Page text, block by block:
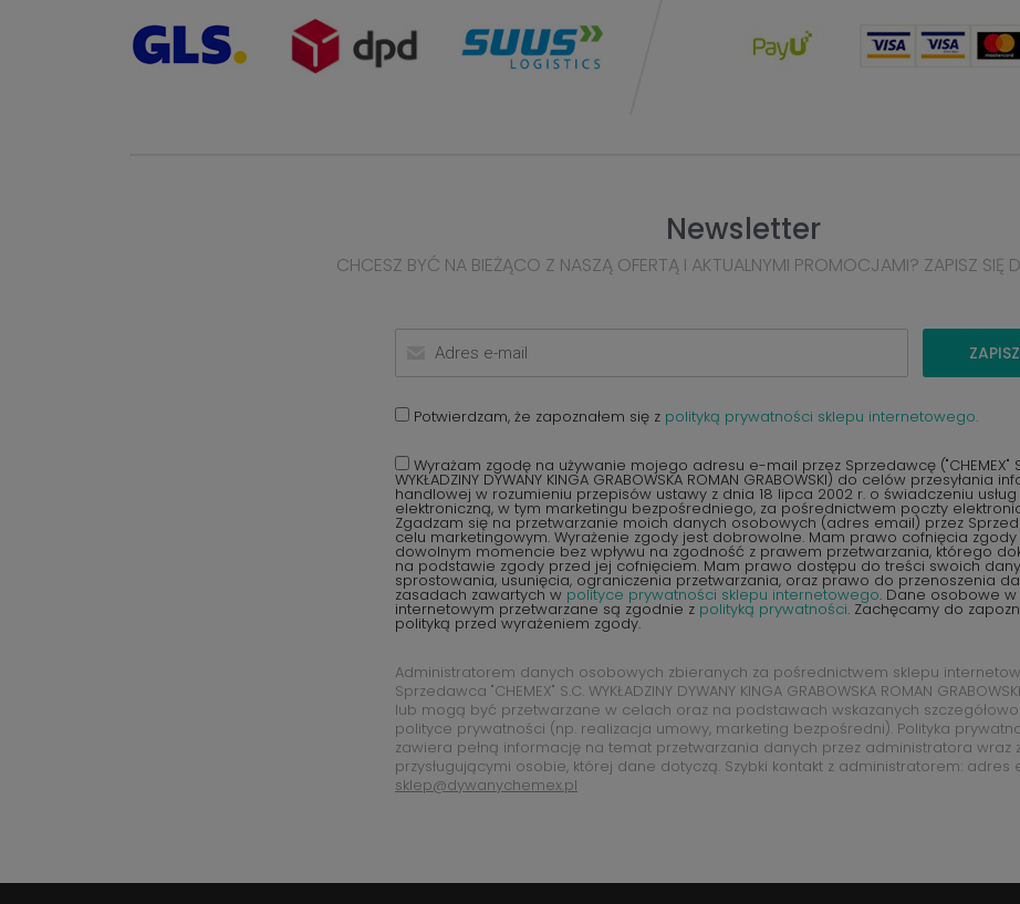
Newsletter
CHCESZ BYĆ NA BIEŻĄCO Z NASZĄ OFERTĄ I AKTUALNYMI PROMOCJAMI? ZAPISZ SIĘ
Potwierdzam, że zapoznałem się z polityką prywatności sklepu internetowego.
Wyrażam zgodę na używanie mojego adresu e-mail przez Sprzedawcę ("CHEMEX"
WYKŁADZINY DYWANY KINGA GRABOWSKA ROMAN GRABOWSKI) do celów przesyłania
handlowej w rozumieniu przepisów ustawy z dnia 18 lipca 2002 r. o świadczeniu
elektroniczną, w tym marketingu bezpośredniego, za pośrednictwem poczty
Zgadzam się na przetwarzanie moich danych osobowych (adres email) przez
celu marketingowym. Wyrażenie zgody jest dobrowolne. Mam prawo cofnięcia
dowolnym momencie bez wpływu na zgodność z prawem przetwarzania, którego
na podstawie zgody przed jej cofnięciem. Mam prawo dostępu do treści swoich
sprostowania, usunięcia, ograniczenia przetwarzania, oraz prawo do przenoszenia
zasadach zawartych w polityce prywatności sklepu internetowego. Dane osobowe w
internetowym przetwarzane są zgodnie z polityką prywatności. Zachęcamy do
polityką przed wyrażeniem zgody.
Administratorem danych osobowych zbieranych za pośrednictwem sklepu
Sprzedawca "CHEMEX" S.C. WYKŁADZINY DYWANY KINGA GRABOWSKA ROMAN
lub mogą być przetwarzane w celach oraz na podstawach wskazanych
polityce prywatności (np. realizacja umowy, marketing bezpośredni). Polityka
zawiera pełną informację na temat przetwarzania danych przez administratora wraz
przysługującymi osobie, której dane dotyczą. Szybki kontakt z administratorem: adres
sklep@dywanychemex.pl